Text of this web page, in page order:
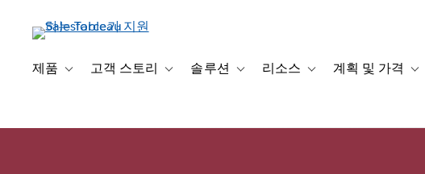
건
제품 Toggle sub-navigation for 제품
고객 스토리 Toggle sub-navigation for 고객 스토리
솔루션 Toggle sub-navigation for 솔루션
리소스 Toggle sub-navigation
계획 및 가격